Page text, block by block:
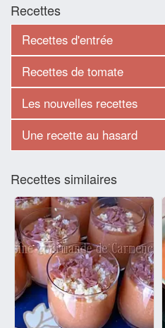
Recettes
Recettes d'entrée
Recettes de tomate
Les nouvelles recettes
Une recette au hasard
Recettes similaires